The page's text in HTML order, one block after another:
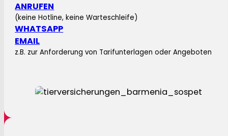
ANRUFEN
(keine Hotline, keine Warteschleife)
WHATSAPP
EMAIL
z.B. zur Anforderung von Tarifunterlagen oder Angeboten